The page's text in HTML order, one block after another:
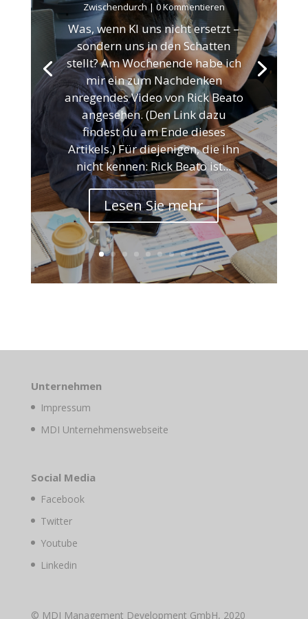
Zwischendurch | 0 Kommentieren
Was, wenn KI uns nicht ersetzt –
sondern uns in den Schatten
stellt? Am Wochenende habe ich
mir ein zum Nachdenken
anregendes Video von Rick Beato
angesehen. (Den Link dazu
findest du am Ende dieses
Artikels.) Für diejenigen, die ihn
nicht kennen: Rick Beato ist...
Lesen Sie mehr
Unternehmen
Impressum
MDI Unternehmenswebseite
Social Media
Facebook
Twitter
Youtube
Linkedin
© MDI Management Development GmbH, 2020